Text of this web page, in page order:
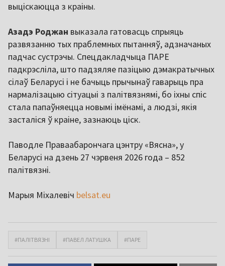
выціскаюцца з краіны.
Азадэ Роджан выказала гатовасць спрыяць
развязанню тых праблемных пытанняў, адзначаных
падчас сустрэчы. Спецдакладчыца ПАРЕ
падкрэсліла, што падзяляе пазіцыю дэмакратычных
сілаў Беларусі і не бачыць прычынаў гаварыць пра
нармалізацыю сітуацыі з палітвязнямі, бо іхны спіс
стала папаўняецца новымі імёнамі, а людзі, якія
засталіся ў краіне, зазнаюць ціск.
Паводле Праваабарончага цэнтру «Вясна», у
Беларусі на дзень 27 чэрвеня 2026 года – 852
палітвязні.
Марыя Міхалевіч belsat.eu
#ПАЛІТВЯЗНІ #ПАВЕЛ ЛАТУШКА #ПАРЕ